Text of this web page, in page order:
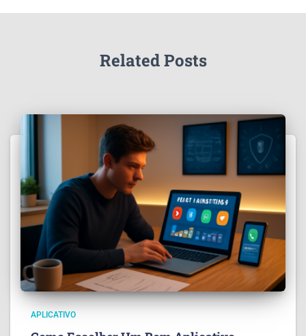
Related Posts
APLICATIVO